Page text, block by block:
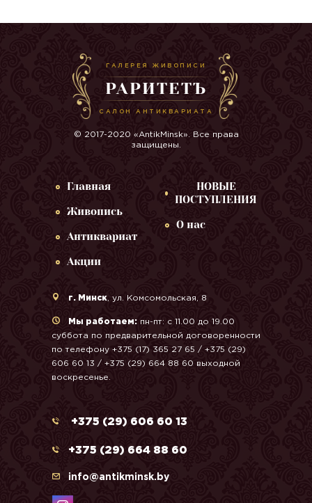
ГАЛЕРЕЯ ЖИВОПИСИ
РАРИТЕТЪ
САЛОН АНТИКВАРИАТА
© 2017-2020 «AntikMinsk». Все права
защищены.
Главная
Живопись
Антиквариат
Акции
НОВЫЕ
ПОСТУПЛЕНИЯ
О нас
г. Минск , ул. Комсомольская, 8
Мы работаем: пн-пт: с 11.00 до 19.00
суббота по предварительной договоренности
по телефону +375 (17) 365 27 65 / +375 (29)
606 60 13 / +375 (29) 664 88 60 выходной
воскресенье.
+375 (29) 606 60 13
+375 (29) 664 88 60
info@antikminsk.by